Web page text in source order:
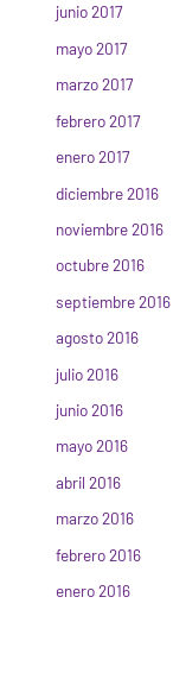
junio 2017
mayo 2017
marzo 2017
febrero 2017
enero 2017
diciembre 2016
noviembre 2016
octubre 2016
septiembre 2016
agosto 2016
julio 2016
junio 2016
mayo 2016
abril 2016
marzo 2016
febrero 2016
enero 2016